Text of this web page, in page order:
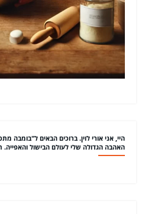
היי, אני אורי לוין. ברוכים הבאים ל"בומבה
האהבה הגדולה שלי לעולם הבישול והאפייה.